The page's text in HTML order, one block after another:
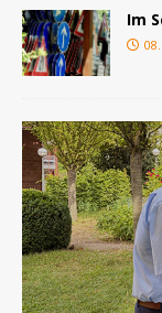
Im